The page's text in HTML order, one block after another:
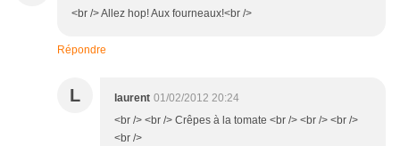
<br /> Allez hop! Aux fourneaux!<br />
Répondre
L laurent 01/02/2012 20:24
<br /> <br /> Crêpes à la tomate <br /> <br /> <br />
<br />